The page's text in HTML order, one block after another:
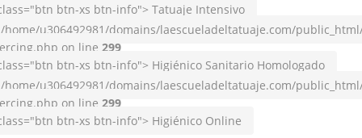
btn-xs btn-info"> Tatuaje Intensivo
/home/u306492981/domains/laescueladeltatuaje.com/
on line 299
btn-xs btn-info"> Higiénico Sanitario Homologado
/home/u306492981/domains/laescueladeltatuaje.com/
on line 299
btn-xs btn-info"> Higiénico Online